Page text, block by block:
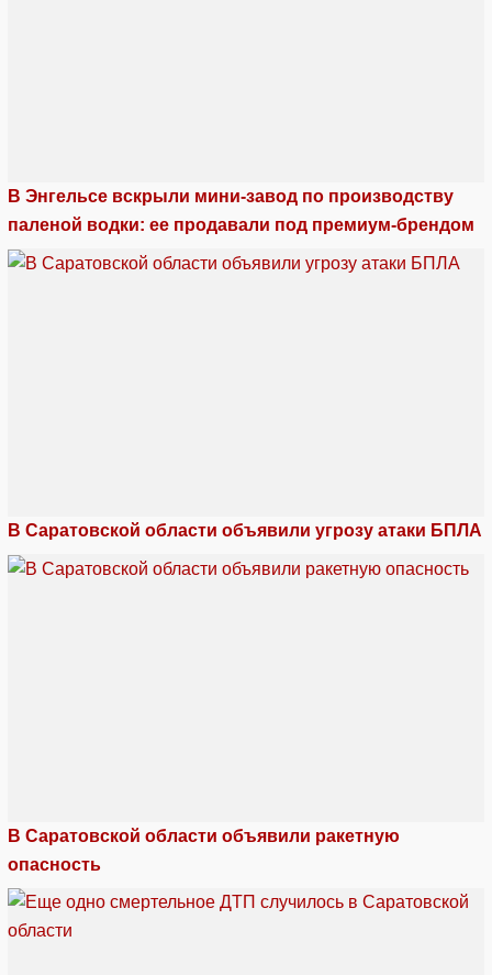
В Энгельсе вскрыли мини-завод по производству
паленой водки: ее продавали под премиум-брендом
В Саратовской области объявили угрозу атаки БПЛА
В Саратовской области объявили ракетную
опасность